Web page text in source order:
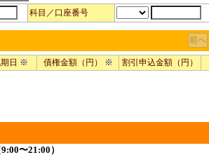
科目／口座番号
日 ※ 債権金額（円） ※ 割引申込金額（円）
〜21:00）